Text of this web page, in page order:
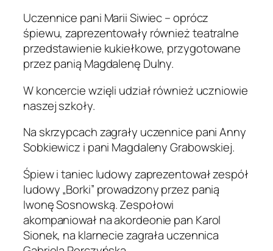
Uczennice pani Marii Siwiec – oprócz
śpiewu, zaprezentowały również teatralne
przedstawienie kukiełkowe, przygotowane
przez panią Magdalenę Dulny.
W koncercie wzięli udział również uczniowie
naszej szkoły.
Na skrzypcach zagrały uczennice pani Anny
Sobkiewicz i pani Magdaleny Grabowskiej.
Śpiew i taniec ludowy zaprezentował zespół
ludowy „Borki” prowadzony przez panią
Iwonę Sosnowską. Zespołowi
akompaniował na akordeonie pan Karol
Sionek, na klarnecie zagrała uczennica